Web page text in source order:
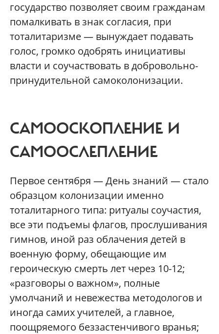
государство позволяет своим гражданам
помалкивать в знак согласия, при
тоталитаризме — вынуждает подавать
голос, громко одобрять инициативы
власти и соучаствовать в добровольно-
принудительной самоколонизации.
САМООСКОПЛЕНИЕ И
САМООСЛЕПЛЕНИЕ
Первое сентября — День знаний — стало
образцом колонизации именно
тоталитарного типа: ритуалы соучастия,
все эти подъемы флагов, прослушивания
гимнов, иной раз облачения детей в
военную форму, обещающие им
героическую смерть лет через 10-12;
«разговоры о важном», полные
умолчаний и невежества методологов и
иногда самих учителей, а главное,
поощряемого беззастенчивого вранья;